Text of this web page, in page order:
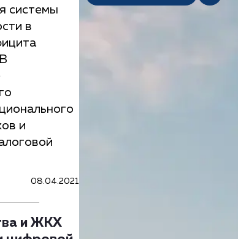
системы
в
и
08.04.2021
и ЖКХ